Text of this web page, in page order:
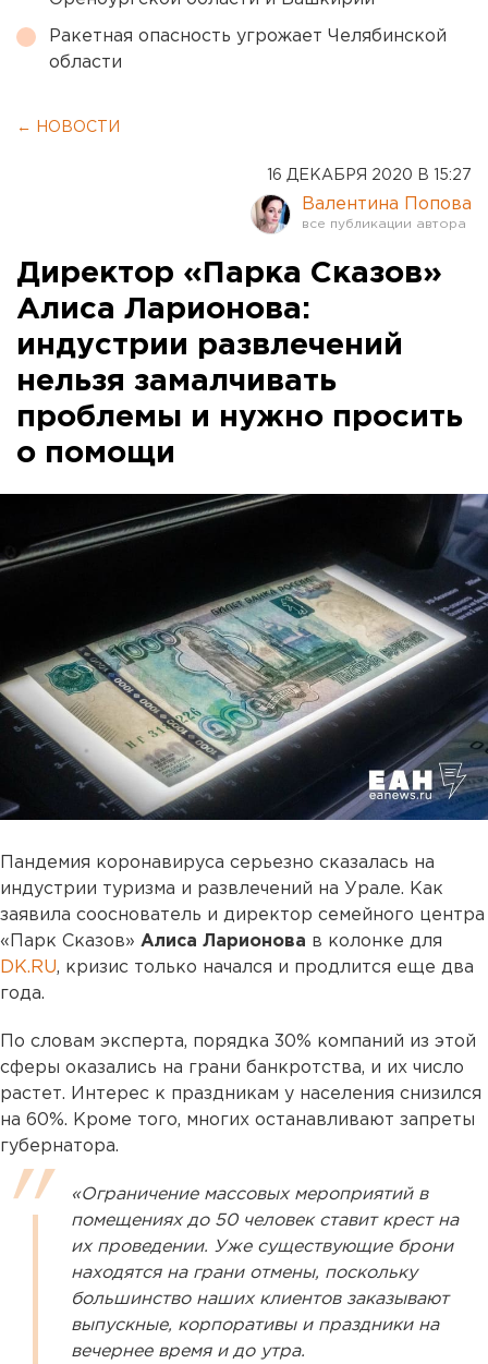
Ракетная опасность угрожает Челябинской
области
← НОВОСТИ
16 ДЕКАБРЯ 2020 В 15:27
Валентина Попова
Директор «Парка Сказов»
Алиса Ларионова:
индустрии развлечений
нельзя замалчивать
проблемы и нужно просить
о помощи
Пандемия коронавируса серьезно сказалась на
индустрии туризма и развлечений на Урале. Как
заявила сооснователь и директор семейного центра
«Парк Сказов» Алиса Ларионова в колонке для
DK.RU, кризис только начался и продлится еще два
года.
По словам эксперта, порядка 30% компаний из этой
сферы оказались на грани банкротства, и их число
растет. Интерес к праздникам у населения снизился
на 60%. Кроме того, многих останавливают запреты
губернатора.
«Ограничение массовых мероприятий в
помещениях до 50 человек ставит крест на
их проведении. Уже существующие брони
находятся на грани отмены, поскольку
большинство наших клиентов заказывают
выпускные, корпоративы и праздники на
вечернее время и до утра.